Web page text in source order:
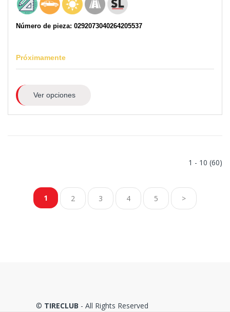
Número de pieza: 0292073040264205537
Próximamente
Ver opciones
1 - 10 (60)
1 2 3 4 5 >
© TIRECLUB - All Rights Reserved